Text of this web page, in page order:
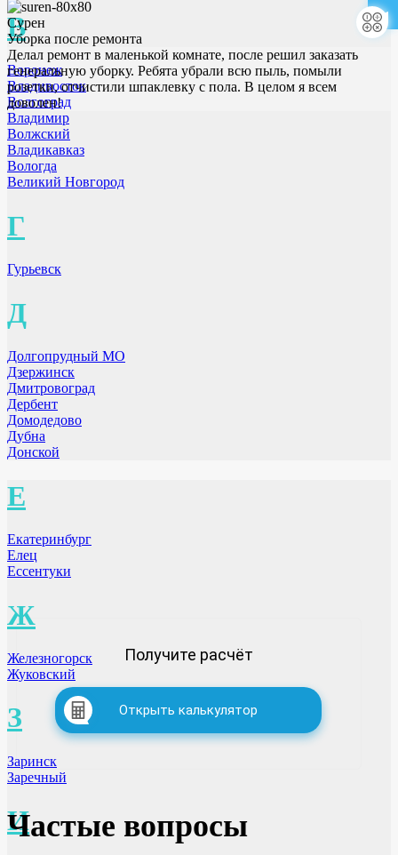
В
Воронеж
Владивосток
Волгоград
Владимир
Волжский
Владикавказ
Вологда
Великий Новгород
Г
Гурьевск
Д
Долгопрудный МО
Дзержинск
Дмитровоград
Дербент
Домодедово
Дубна
Донской
Е
Екатеринбург
Елец
Ессентуки
Ж
Железногорск
Жуковский
З
Заринск
Заречный
И
Сурен
Уборка после ремонта
Делал ремонт в маленькой комнате, после решил заказать
генеральную уборку. Ребята убрали всю пыль, помыли
розетки, отчистили шпаклевку с пола. В целом я всем
доволен!
Получите расчёт
Открыть калькулятор
Частые вопросы